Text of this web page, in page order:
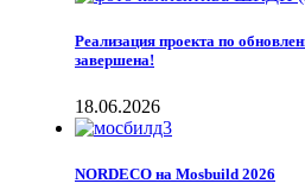
Реализация проекта по
завершена!
18.06.2026
NORDECO на Mosbuild 2026